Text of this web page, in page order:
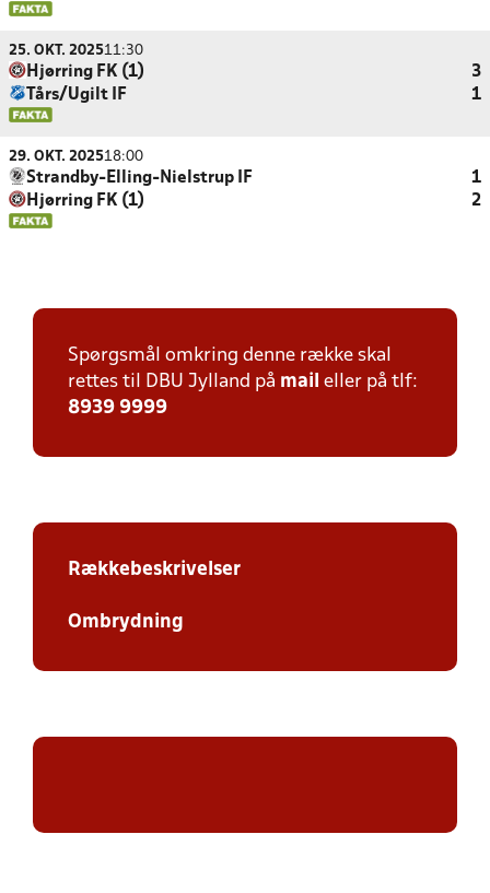
25. OKT. 202511:30
Hjørring FK (1)
3
Tårs/Ugilt IF
1
29. OKT. 202518:00
Strandby-Elling-Nielstrup IF
1
Hjørring FK (1)
2
Spørgsmål omkring denne række skal
rettes til DBU Jylland på mail eller på tlf:
8939 9999
Rækkebeskrivelser
Ombrydning